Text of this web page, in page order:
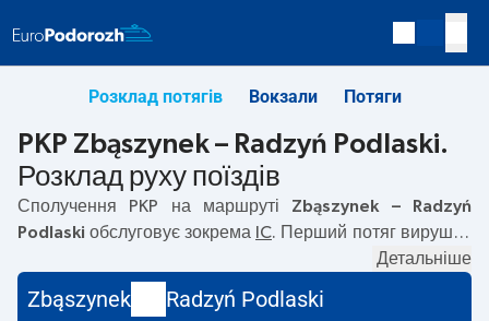
Розклад потягів Вокзали Потяги
PKP Zbąszynek – Radzyń Podlaski.
Розклад руху поїздів
Сполучення PKP на маршруті Zbąszynek – Radzyń
Podlaski обслуговує зокрема IC. Перший потяг вирушає
–Radzyń Podlaski курсують також інші потяги:
Детальніше
Zbąszynek Radzyń Podlaski